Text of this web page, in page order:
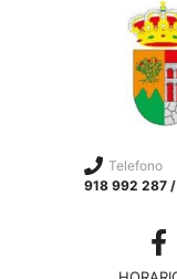
Telefono
918 992 287